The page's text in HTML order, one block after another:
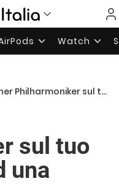
Watch
sul tuo iPad, grazie ad una nuova app
sul tuo
una